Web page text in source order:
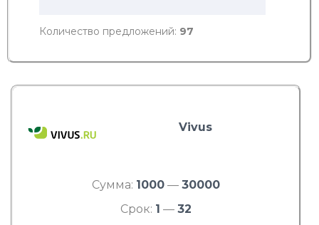
Количество предложений: 97
Vivus
Сумма: 1000 — 30000
Срок: 1 — 32